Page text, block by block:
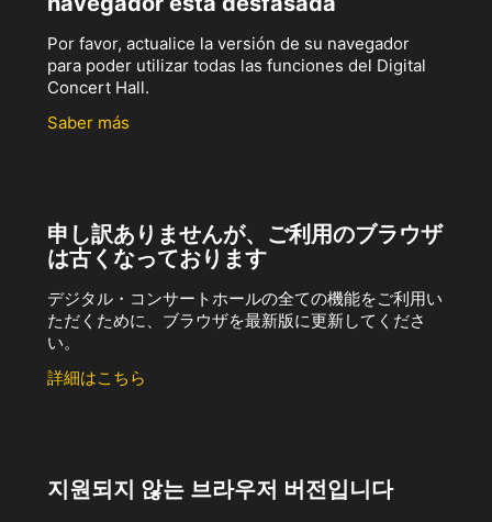
Por favor, actualice la versión de su navegador
para poder utilizar todas las funciones del Digital
Concert Hall.
Saber más
申し訳ありませんが、ご利用のブラウザ
は古くなっております
デジタル・コンサートホールの全ての機能をご利用い
ただくために、ブラウザを最新版に更新してくださ
い。
詳細はこちら
지원되지 않는 브라우저 버전입니다